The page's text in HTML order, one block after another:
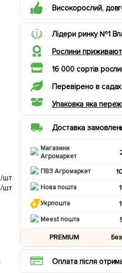
шт
шт
Високорослий,
Лідери ринку №1
Рослини
16 000 сортів
Перевірено в
Упаковка яка
Доставка
Магазини
Агромаркет
ПВЗ Агромаркет
Нова пошта
Укрпошта
Meest пошта
PREMIUM
Оплата після